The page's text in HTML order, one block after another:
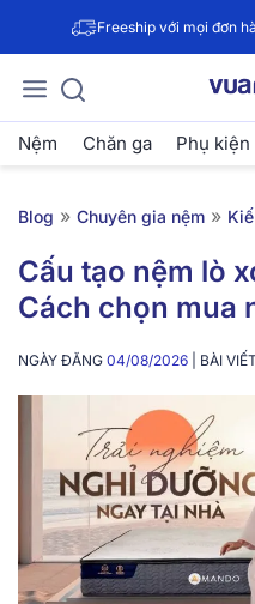
Freeship với mọi đơn
Nệm Chăn ga Phụ kiện
Blog » Chuyên gia nệm »
Cấu tạo nệm lò
Cách chọn mua
NGÀY ĐĂNG 04/08/2026 | BÀI